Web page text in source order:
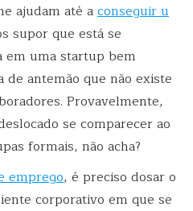
ajudam até aconseguir u
supor que está se
em uma startup bem
de antemão que não existe
Provavelmente,
se comparecer ao
formais, não acha?
emprego, é preciso dosar o
corporativo em que se